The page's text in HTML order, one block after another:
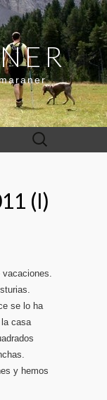
Buscar:
(I)
vacaciones.
se lo ha
casa
y hemos